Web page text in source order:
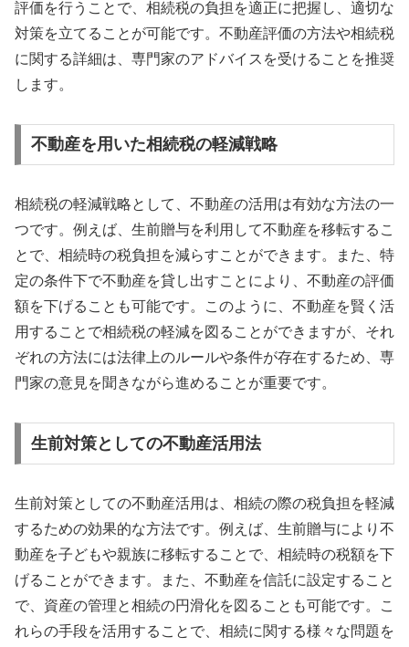
評価を行うことで、相続税の負担を適正に把握し、適切な
対策を立てることが可能です。不動産評価の方法や相続税
に関する詳細は、専門家のアドバイスを受けることを推奨
します。
不動産を用いた相続税の軽減戦略
相続税の軽減戦略として、不動産の活用は有効な方法の一
つです。例えば、生前贈与を利用して不動産を移転するこ
とで、相続時の税負担を減らすことができます。また、特
定の条件下で不動産を貸し出すことにより、不動産の評価
額を下げることも可能です。このように、不動産を賢く活
用することで相続税の軽減を図ることができますが、それ
ぞれの方法には法律上のルールや条件が存在するため、専
門家の意見を聞きながら進めることが重要です。
生前対策としての不動産活用法
生前対策としての不動産活用は、相続の際の税負担を軽減
するための効果的な方法です。例えば、生前贈与により不
動産を子どもや親族に移転することで、相続時の税額を下
げることができます。また、不動産を信託に設定すること
で、資産の管理と相続の円滑化を図ることも可能です。こ
れらの手段を活用することで、相続に関する様々な問題を